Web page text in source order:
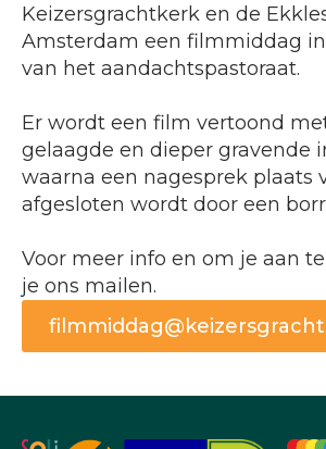
Keizersgrachtkerk en de
Amsterdam een filmmiddag
van het aandachtspastoraat.
Er wordt een film vertoond
gelaagde en dieper gravende
waarna een nagesprek plaats
afgesloten wordt door een
Voor meer info en om je aan
je ons mailen.